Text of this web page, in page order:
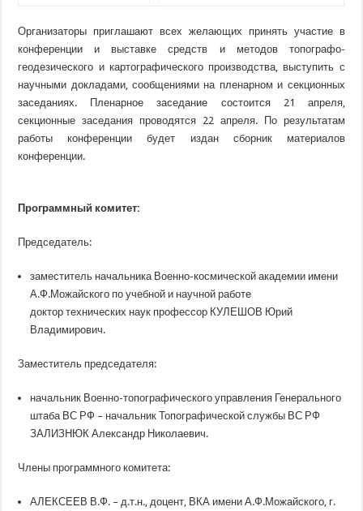
Организаторы приглашают всех желающих принять участие в
конференции и выставке средств и методов топографо-
геодезического и картографического производства, выступить с
научными докладами, сообщениями на пленарном и секционных
заседаниях. Пленарное заседание состоится 21 апреля,
секционные заседания проводятся 22 апреля. По результатам
работы конференции будет издан сборник материалов
конференции.
Программный комитет:
Председатель:
заместитель начальника Военно-космической академии имени
А.Ф.Можайского по учебной и научной работе
доктор технических наук профессор КУЛЕШОВ Юрий
Владимирович.
Заместитель председателя:
начальник Военно-топографического управления Генерального
штаба ВС РФ – начальник Топографической службы ВС РФ
ЗАЛИЗНЮК Александр Николаевич.
Члены программного комитета:
АЛЕКСЕЕВ В.Ф. – д.т.н., доцент, ВКА имени А.Ф.Можайского, г.